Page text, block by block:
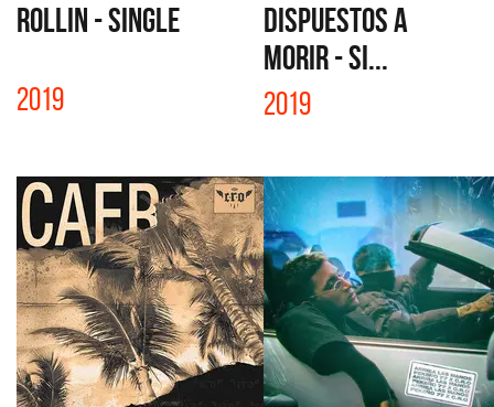
ROLLIN - SINGLE
2019
DISPUESTOS A
MORIR - SI...
2019